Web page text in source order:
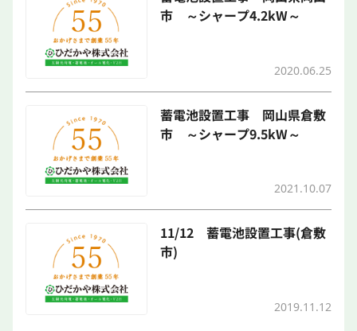
市 ～シャープ4.2kW～
2020.06.25
蓄電池設置工事 岡山県倉敷
市 ～シャープ9.5kW～
2021.10.07
11/12 蓄電池設置工事(倉敷
市)
2019.11.12